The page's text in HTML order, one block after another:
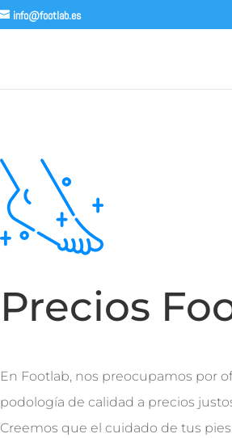
info@footlab.es
Precios
En Footlab, nos preocupamos por
podología de calidad a precios
Creemos que el cuidado de tus